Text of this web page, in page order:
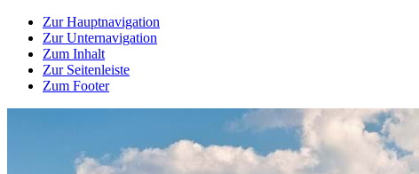
Zur Hauptnavigation
Zur Unternavigation
Zum Inhalt
Zur Seitenleiste
Zum Footer